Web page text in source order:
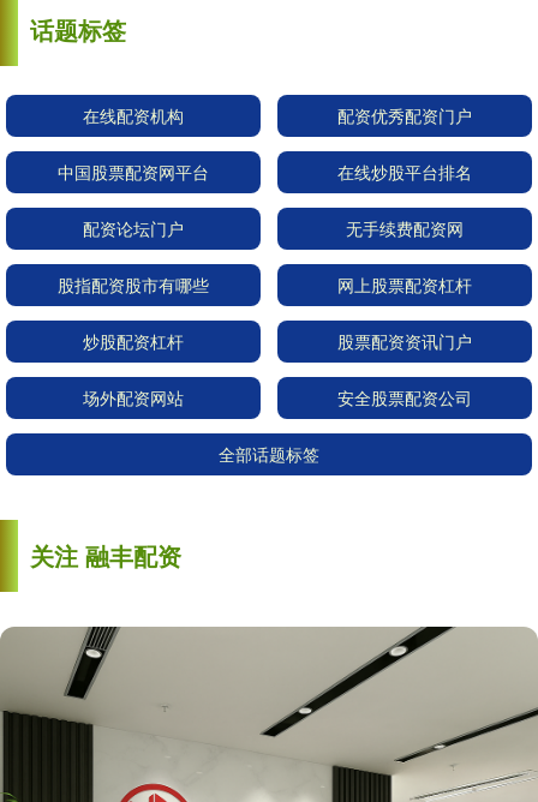
话题标签
在线配资机构 配资优秀配资门户
中国股票配资网平台 在线炒股平台排名
配资论坛门户 无手续费配资网
股指配资股市有哪些 网上股票配资杠杆
炒股配资杠杆 股票配资资讯门户
场外配资网站 安全股票配资公司
全部话题标签
关注 融丰配资